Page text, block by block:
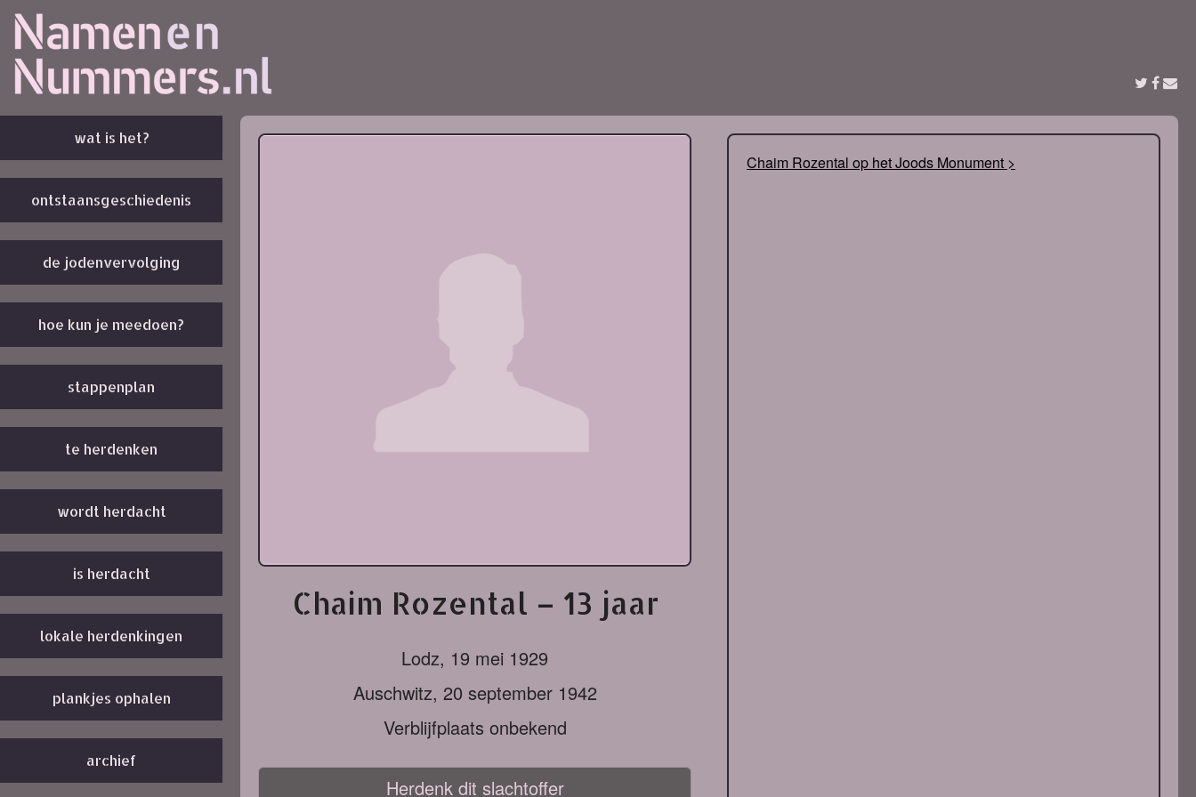
wat is het?
ontstaansgeschiedenis
de jodenvervolging
hoe kun je meedoen?
stappenplan
te herdenken
wordt herdacht
is herdacht
lokale herdenkingen
plankjes ophalen
archief
Chaim Rozental – 13 jaar
Lodz, 19 mei 1929
Auschwitz, 20 september 1942
Verblijfplaats onbekend
Herdenk dit slachtoffer
Chaim Rozental op het Joods Monument >